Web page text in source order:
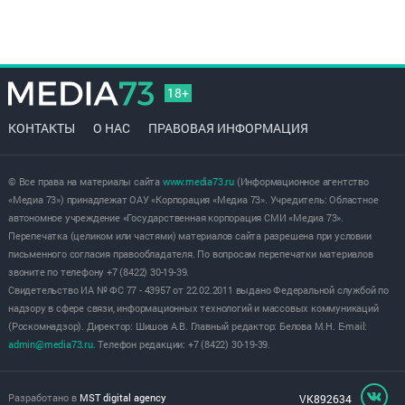
18+
КОНТАКТЫ О НАС ПРАВОВАЯ ИНФОРМАЦИЯ
© Все права на материалы сайта www.media73.ru(Информационное агентство
«Медиа 73») принадлежат ОАУ «Корпорация «Медиа 73». Учредитель: Областное
автономное учреждение «Государственная корпорация СМИ «Медиа 73».
Перепечатка (целиком или частями) материалов сайта разрешена при условии
письменного согласия правообладателя. По вопросам перепечатки материалов
звоните по телефону +7 (8422) 30-19-39.
Свидетельство ИА № ФС 77 - 43957 от 22.02.2011 выдано Федеральной службой по
надзору в сфере связи, информационных технологий и массовых коммуникаций
(Роскомнадзор). Директор: Шишов А.В. Главный редактор: Белова М.Н. E-mail:
admin@media73.ru. Телефон редакции: +7 (8422) 30-19-39.
Разработано в MST digital agency VK892634